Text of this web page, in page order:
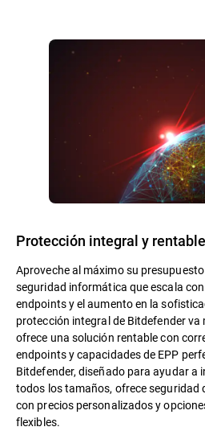
Protección integral y rentable
Aproveche al máximo su
seguridad informática que escala
endpoints y el aumento en la
protección integral de Bitdefender va
ofrece una solución rentable con
endpoints y capacidades de EPP
Bitdefender, diseñado para ayudar a
todos los tamaños, ofrece seguridad
con precios personalizados y
flexibles.